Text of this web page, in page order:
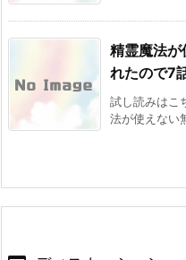
精霊魔法が
れたので7
試し読みはこ
法が使えない